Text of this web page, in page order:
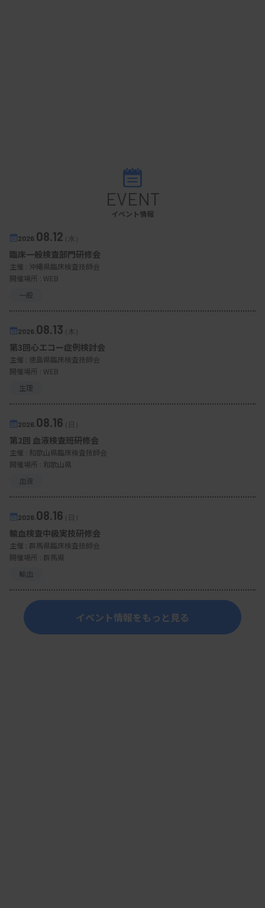
EVENT
イベント情報
2026. 08.12（水）
臨床一般検査部門研修会
主催 : 沖縄県臨床検査技師会
開催場所 : WEB
一般
2026. 08.13（木）
第3回心エコー症例検討会
主催 : 徳島県臨床検査技師会
開催場所 : WEB
生理
2026. 08.16（日）
第2回 血液検査班研修会
主催 : 和歌山県臨床検査技師会
開催場所 : 和歌山県
血液
2026. 08.16（日）
輸血検査中級実技研修会
主催 : 群馬県臨床検査技師会
開催場所 : 群馬県
輸血
イベント情報をもっと見る